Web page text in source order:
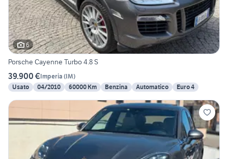
6
Porsche Cayenne Turbo 4.8 S
39.900 €Imperia (IM)
Usato
04/2010 60000 Km Benzina Automatico Euro 4